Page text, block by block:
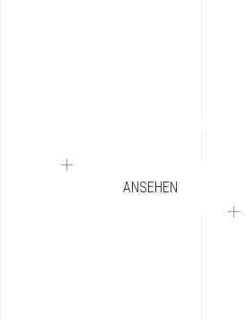
ANSEHEN